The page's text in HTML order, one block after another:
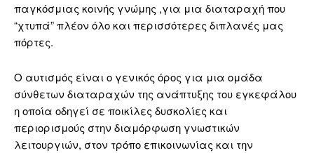
παγκόσμιας κοινής γνώμης ,για μια διαταραχή που
“χτυπά” πλέον όλο και περισσότερες διπλανές μας
πόρτες.
Ο αυτισμός είναι ο γενικός όρος για μια ομάδα
σύνθετων διαταραχών της ανάπτυξης του εγκεφάλου
η οποία οδηγεί σε ποικίλες δυσκολίες και
περιορισμούς στην διαμόρφωση γνωστικών
λειτουργιών, στον τρόπο επικοινωνίας και την